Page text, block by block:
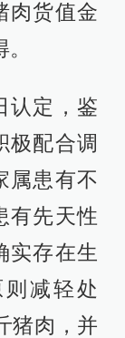
肉货值金
认定，鉴
极配合调
属患有不
有先天性
实存在生
减轻处
猪肉，并